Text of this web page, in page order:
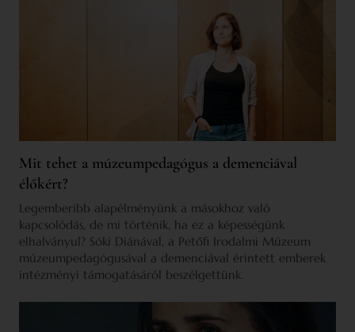
Mit tehet a múzeumpedagógus a demenciával
élőkért?
Legemberibb alapélményünk a másokhoz való
kapcsolódás, de mi történik, ha ez a képességünk
elhalványul? Sóki Diánával, a Petőfi Irodalmi Múzeum
múzeumpedagógusával a demenciával érintett emberek
intézményi támogatásáról beszélgettünk.